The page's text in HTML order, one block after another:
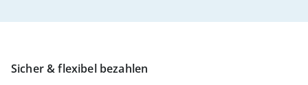
Sicher & flexibel bezahlen